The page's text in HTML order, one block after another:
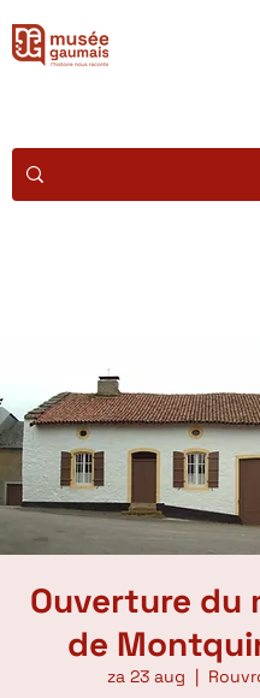
Ouverture du
de
za 23 aug
  |